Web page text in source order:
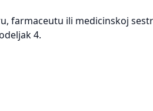
farmaceutu ili medicinskoj
4.